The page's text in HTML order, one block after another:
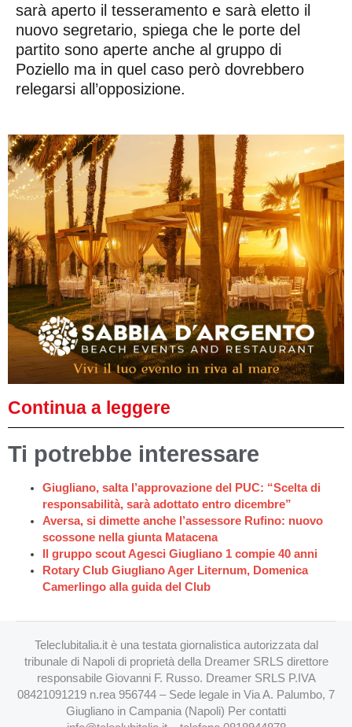
sarà aperto il tesseramento e sarà eletto il
nuovo segretario, spiega che le porte del
partito sono aperte anche al gruppo di
Poziello ma in quel caso però dovrebbero
relegarsi all’opposizione.
Continua a leggere
Ti potrebbe interessare
Giugliano, salta l’approvazione del PUC: “Scelta di
responsabilità, sarà adottato entro dicembre”
Aversa, si dimette anche l’assessore Rufino: nuovo
scossone nella giunta Matacena
Il gruppo scout Agesci Giugliano 1 compie 40 anni
Rotary Club Giugliano Ager Liternum, Domenica
Camerlingo alla guida del Club
Teleclubitalia.it è una testata giornalistica autorizzata dal
tribunale di Napoli di proprietà della Dreamer SRLS direttore
responsabile Giovanni F. Russo. Dreamer SRLS P.IVA
08421091219 n.rea 956744 – Sede legale in Via A. Palumbo, 7
Giugliano in Campania (Napoli) Per contatti